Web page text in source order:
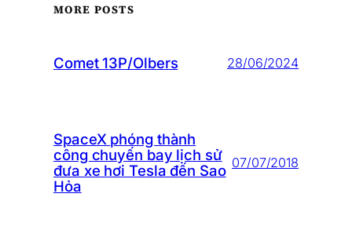
MORE POSTS
Comet 13P/Olbers 28/06/2024
SpaceX phóng thành
công chuyến bay lịch sử
đưa xe hơi Tesla đến Sao
Hỏa
07/07/2018